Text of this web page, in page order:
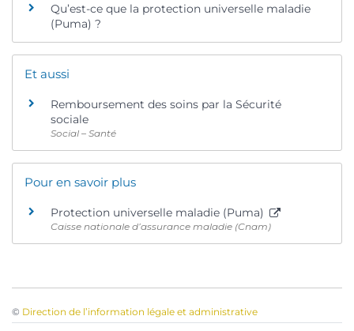
Qu’est-ce que la protection universelle maladie
(Puma) ?
Et aussi
Remboursement des soins par la Sécurité
sociale
Social – Santé
Pour en savoir plus
Protection universelle maladie (Puma)
Caisse nationale d’assurance maladie (Cnam)
© Direction de l’information légale et administrative